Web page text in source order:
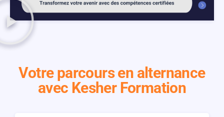
Votre parcours en alternance
avec Kesher Formation